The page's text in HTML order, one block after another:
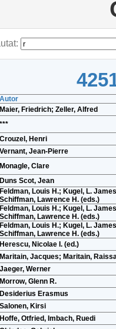
Autor
Maier, Friedrich; Zeller, Alfred
***
Crouzel, Henri
Vernant, Jean-Pierre
Monagle, Clare
Duns Scot, Jean
Feldman, Louis H.; Kugel, L.
Schiffman, Lawrence H. (eds.)
Feldman, Louis H.; Kugel, L.
Schiffman, Lawrence H. (eds.)
Feldman, Louis H.; Kugel, L.
Schiffman, Lawrence H. (eds.)
Herescu, Nicolae I. (ed.)
Maritain, Jacques; Maritain,
Jaeger, Werner
Morrow, Glenn R.
Desiderius Erasmus
Salonen, Kirsi
Hoffe, Otfried, Imbach, Ruedi